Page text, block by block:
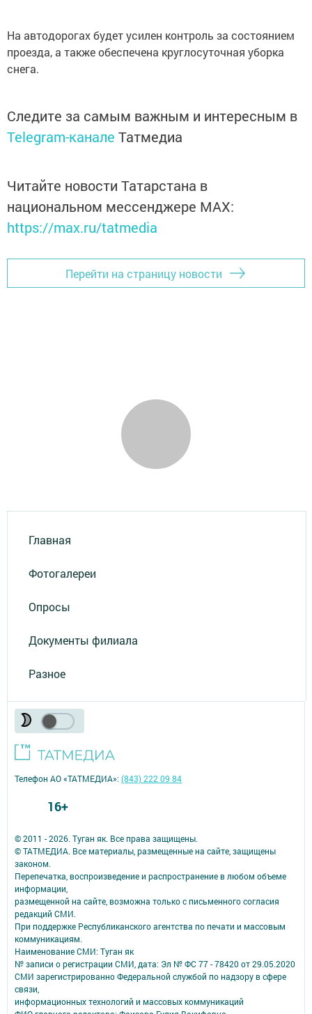
На автодорогах будет усилен контроль за состоянием
проезда, а также обеспечена круглосуточная уборка
снега.
Следите за самым важным и интересным в
Telegram-канале Татмедиа
Читайте новости Татарстана в
национальном мессенджере MАХ:
https://max.ru/tatmedia
Перейти на страницу новости
Главная
Фотогалереи
Опросы
Документы филиала
Разное
© 2011 - 2026. Туган як. Все права защищены.
© ТАТМЕДИА. Все материалы, размещенные на сайте, защищены
законом.
Перепечатка, воспроизведение и распространение в любом объеме
информации,
размещенной на сайте, возможна только с письменного согласия
редакций СМИ.
При поддержке Республиканского агентства по печати и массовым
коммуникациям.
Наименование СМИ: Туган як
№ записи о регистрации СМИ, дата: Эл № ФС 77 - 78420 от 29.05.2020
СМИ зарегистрированно Федеральной службой по надзору в сфере
связи,
информационных технологий и массовых коммуникаций
Телефон АО «ТАТМЕДИА»:(843) 222 09 84
16+